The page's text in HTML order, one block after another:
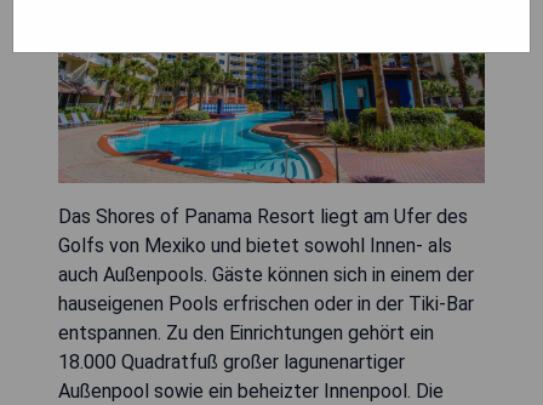
Das Shores of Panama Resort liegt am Ufer des
Golfs von Mexiko und bietet sowohl Innen- als
auch Außenpools. Gäste können sich in einem der
hauseigenen Pools erfrischen oder in der Tiki-Bar
entspannen. Zu den Einrichtungen gehört ein
18.000 Quadratfuß großer lagunenartiger
Außenpool sowie ein beheizter Innenpool. Die